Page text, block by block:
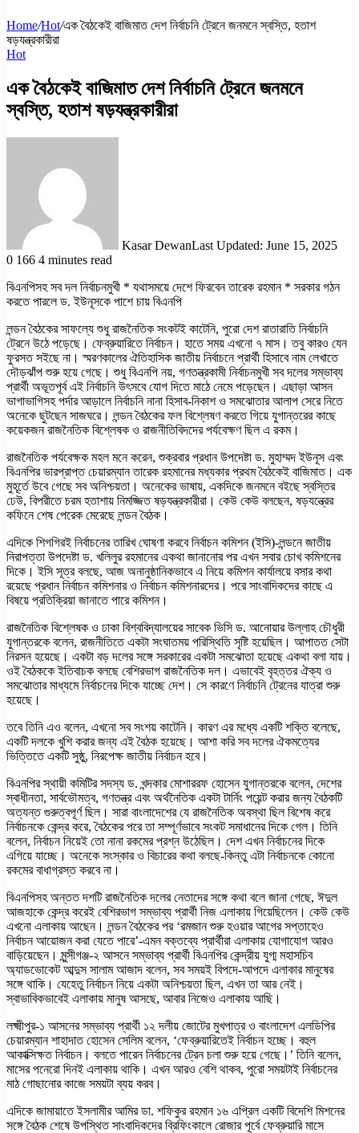
Home/Hot/এক বৈঠকেই বাজিমাত দেশ নির্বাচনি ট্রেনে জনমনে স্বস্তি, হতাশ
ষড়যন্ত্রকারীরা
Hot
এক বৈঠকেই বাজিমাত দেশ নির্বাচনি ট্রেনে জনমনে
স্বস্তি, হতাশ ষড়যন্ত্রকারীরা
Kasar DewanLast Updated: June 15, 2025
0 166 4 minutes read
বিএনপিসহ সব দল নির্বাচনমুখী * যথাসময়ে দেশে ফিরবেন তারেক রহমান * সরকার গঠন
করতে পারলে ড. ইউনূসকে পাশে চায় বিএনপি
লন্ডন বৈঠকের সাফল্যে শুধু রাজনৈতিক সংকটই কাটেনি, পুরো দেশ রাতারাতি নির্বাচনি
ট্রেনে উঠে পড়েছে। ফেব্রুয়ারিতে নির্বাচন। হাতে সময় এখনো ৭ মাস। তবু কারও যেন
ফুরসত সইছে না। স্মরণকালের ঐতিহাসিক জাতীয় নির্বাচনে প্রার্থী হিসাবে নাম লেখাতে
দৌড়ঝাঁপ শুরু হয়ে গেছে। শুধু বিএনপি নয়, গণতন্ত্রকামী নির্বাচনমুখী সব দলের সম্ভাব্য
প্রার্থী অভূতপূর্ব এই নির্বাচনি উৎসবে যোগ দিতে মাঠে নেমে পড়েছেন। এছাড়া আসন
ভাগাভাগিসহ পর্দার আড়ালে নির্বাচনি নানা হিসাব-নিকাশ ও সমঝোতার আলাপ সেরে নিতে
অনেকে ছুটছেন সাজঘরে। লন্ডন বৈঠকের ফল বিশ্লেষণ করতে গিয়ে যুগান্তরের কাছে
কয়েকজন রাজনৈতিক বিশ্লেষক ও রাজনীতিবিদদের পর্যবেক্ষণ ছিল এ রকম।
রাজনৈতিক পর্যবেক্ষক মহল মনে করেন, শুক্রবার প্রধান উপদেষ্টা ড. মুহাম্মদ ইউনূস এবং
বিএনপির ভারপ্রাপ্ত চেয়ারম্যান তারেক রহমানের মধ্যকার প্রথম বৈঠকেই বাজিমাত। এক
মুহূর্তে উবে গেছে সব অনিশ্চয়তা। অনেকের ভাষায়, একদিকে জনমনে বইছে স্বস্তির
ঢেউ, বিপরীতে চরম হতাশায় নিমজ্জিত ষড়যন্ত্রকারীরা। কেউ কেউ বলছেন, ষড়যন্ত্রের
কফিনে শেষ পেরেক মেরেছে লন্ডন বৈঠক।
এদিকে শিগগিরই নির্বাচনের তারিখ ঘোষণা করবে নির্বাচন কমিশন (ইসি)-লন্ডনে জাতীয়
নিরাপত্তা উপদেষ্টা ড. খলিলুর রহমানের একথা জানানোর পর এখন সবার চোখ কমিশনের
দিকে। ইসি সূত্র বলছে, আজ অনানুষ্ঠানিকভাবে এ নিয়ে কমিশন কার্যালয়ে বসার কথা
রয়েছে প্রধান নির্বাচন কমিশনার ও নির্বাচন কমিশনারদের। পরে সাংবাদিকদের কাছে এ
বিষয়ে প্রতিক্রিয়া জানাতে পারে কমিশন।
রাজনৈতিক বিশ্লেষক ও ঢাকা বিশ্ববিদ্যালয়ের সাবেক ভিসি ড. আনোয়ার উল্লাহ চৌধুরী
যুগান্তরকে বলেন, রাজনীতিতে একটা সংঘাতময় পরিস্থিতি সৃষ্টি হয়েছিল। আপাতত সেটা
নিরসন হয়েছে। একটা বড় দলের সঙ্গে সরকারের একটা সমঝোতা হয়েছে একথা বলা যায়।
ওই বৈঠককে ইতিবাচক বলছে বেশিরভাগ রাজনৈতিক দল। এভাবেই বৃহত্তর ঐক্য ও
সমঝোতার মাধ্যমে নির্বাচনের দিকে যাচ্ছে দেশ। সে কারণে নির্বাচনি ট্রেনের যাত্রা শুরু
হয়েছে।
তবে তিনি এও বলেন, এখনো সব সংশয় কাটেনি। কারণ এর মধ্যে একটি শক্তি বলেছে,
একটি দলকে খুশি করার জন্য এই বৈঠক হয়েছে। আশা করি সব দলের ঐকমত্যের
ভিত্তিতে একটি সুষ্ঠু, নিরপেক্ষ জাতীয় নির্বাচন হবে।
বিএনপির স্থায়ী কমিটির সদস্য ড. খন্দকার মোশাররফ হোসেন যুগান্তরকে বলেন, দেশের
স্বাধীনতা, সার্বভৌমত্ব, গণতন্ত্র এবং অর্থনৈতিক একটা টার্নিং পয়েন্ট করার জন্য বৈঠকটি
অত্যন্ত গুরুত্বপূর্ণ ছিল। সারা বাংলাদেশের যে রাজনৈতিক অবস্থা ছিল বিশেষ করে
নির্বাচনকে কেন্দ্র করে, বৈঠকের পরে তা সম্পূর্ণভাবে সংকট সমাধানের দিকে গেল। তিনি
বলেন, নির্বাচন নিয়েই তো নানা রকমের প্রশ্ন উঠেছিল। দেশ এখন নির্বাচনের দিকে
এগিয়ে যাচ্ছে। অনেকে সংস্কার ও বিচারের কথা বলছে-কিন্তু এটা নির্বাচনকে কোনো
রকমের বাধাগ্রস্ত করবে না।
বিএনপিসহ অন্তত দশটি রাজনৈতিক দলের নেতাদের সঙ্গে কথা বলে জানা গেছে, ঈদুল
আজহাকে কেন্দ্র করেই বেশিরভাগ সম্ভাব্য প্রার্থী নিজ এলাকায় গিয়েছিলেন। কেউ কেউ
এখনো এলাকায় আছেন। লন্ডন বৈঠকের পর ‘রমজান শুরু হওয়ার আগের সপ্তাহেও
নির্বাচন আয়োজন করা যেতে পারে’-এমন বক্তব্যে প্রার্থীরা এলাকায় যোগাযোগ আরও
বাড়িয়েছেন। মুন্সীগঞ্জ-২ আসনে সম্ভাব্য প্রার্থী বিএনপির কেন্দ্রীয় যুগ্ম মহাসচিব
অ্যাডভোকেট আব্দুস সালাম আজাদ বলেন, সব সময়ই বিপদে-আপদে এলাকার মানুষের
সঙ্গে থাকি। যেহেতু নির্বাচন নিয়ে একটা অনিশ্চয়তা ছিল, এখন তা আর নেই।
স্বাভাবিকভাবেই এলাকায় মানুষ আসছে, আবার নিজেও এলাকায় আছি।
লক্ষ্মীপুর-১ আসনের সম্ভাব্য প্রার্থী ১২ দলীয় জোটের মুখপাত্র ও বাংলাদেশ এলডিপির
চেয়ারম্যান শাহাদাত হোসেন সেলিম বলেন, ‘ফেব্রুয়ারিতেই নির্বাচন হচ্ছে। বহুল
আকাক্সিক্ষত নির্বাচন। বলতে পারেন নির্বাচনের ট্রেন চলা শুরু হয়ে গেছে।’ তিনি বলেন,
মাসের পনেরো দিনই এলাকায় থাকি। এখন আরও বেশি থাকব, পুরো সময়টাই নির্বাচনের
মাঠ গোছানোর কাজে সময়টা ব্যয় করব।
এদিকে জামায়াতে ইসলামীর আমির ডা. শফিকুর রহমান ১৬ এপ্রিল একটি বিদেশি মিশনের
সঙ্গে বৈঠক শেষে উপস্থিত সাংবাদিকদের ব্রিফিংকালে রোজার পূর্বে ফেব্রুয়ারি মাসে